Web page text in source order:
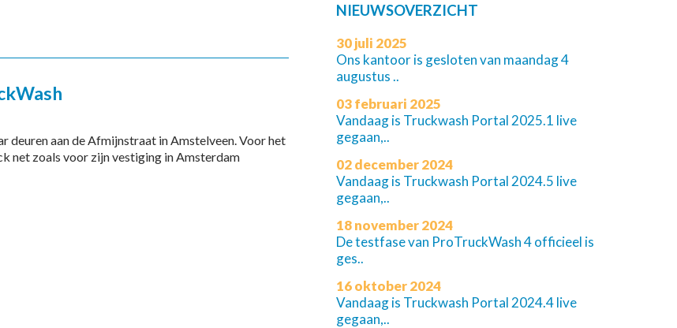
deuren aan de Afmijnstraat in Amstelveen. Voor het
net zoals voor zijn vestiging in Amsterdam
NIEUWSOVERZICHT
30 juli 2025
Ons kantoor is gesloten van maandag 4
augustus ..
03 februari 2025
Vandaag is Truckwash Portal 2025.1 live
gegaan,..
02 december 2024
Vandaag is Truckwash Portal 2024.5 live
gegaan,..
18 november 2024
De testfase van ProTruckWash 4 officieel is
ges..
16 oktober 2024
Vandaag is Truckwash Portal 2024.4 live
gegaan,..